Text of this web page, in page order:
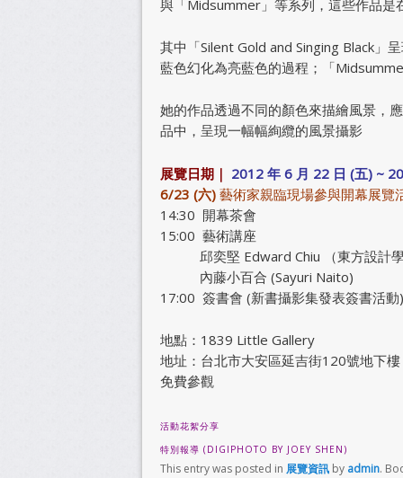
與「Midsummer」等系列，這些作品是
其中「Silent Gold and Singing Black」
藍色幻化為亮藍色的過程；「
她的作品透過不同的顏色來描繪風景，
品中，呈現一幅幅絢纜的風景攝影
展覽日期｜ 2012 年 6 月 22 日 (五) ~
6/23 (六) 藝術家親臨現場參與開幕展覽
14:30 開幕茶會
15:00 藝術講座
邱奕堅 Edward Chiu （東方設計學
內藤小百合 (Sayuri Naito)
17:00 簽書會 (新書攝影集發表簽書活動)
地點：1839 Little Gallery
地址：台北市大安區延吉街120號地下
免費參觀
活動花絮分享
特別報導 (DIGIPHOTO BY JOEY SHEN)
This entry was posted in 展覽資訊 by admin.